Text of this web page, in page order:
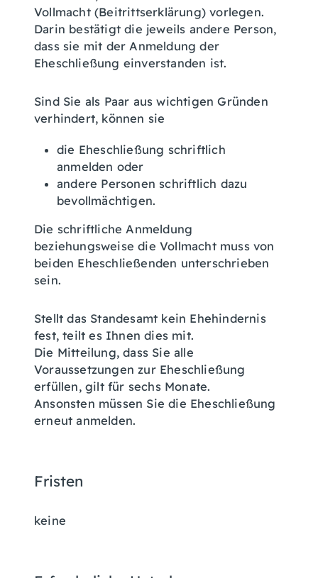
Vollmacht (Beitrittserklärung) vorlegen.
Darin bestätigt die jeweils andere Person,
dass sie mit der Anmeldung der
Eheschließung einverstanden ist.
Sind Sie als Paar aus wichtigen Gründen
verhindert, können sie
die Eheschließung schriftlich
anmelden oder
andere Personen schriftlich dazu
bevollmächtigen.
Die schriftliche Anmeldung
beziehungsweise die Vollmacht muss von
beiden Eheschließenden unterschrieben
sein.
Stellt das Standesamt kein Ehehindernis
fest, teilt es Ihnen dies mit.
Die Mitteilung, dass Sie alle
Voraussetzungen zur Eheschließung
erfüllen, gilt für sechs Monate.
Ansonsten müssen Sie die Eheschließung
erneut anmelden.
Fristen
keine